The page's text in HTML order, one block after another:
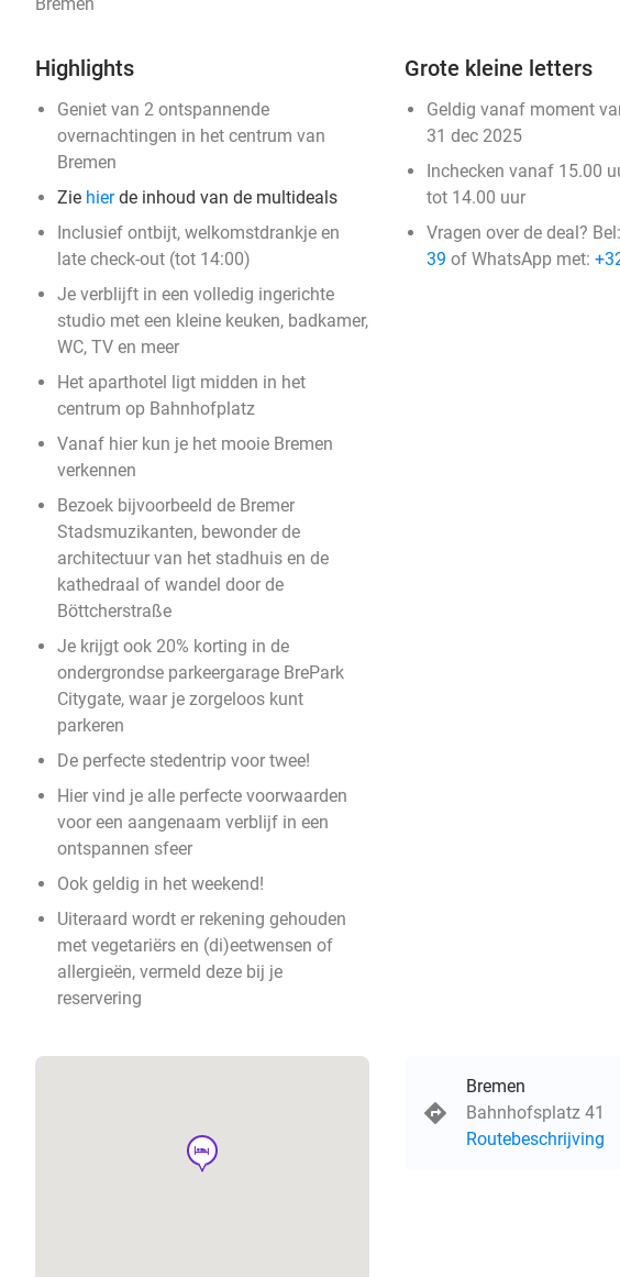
Highlights
Geniet van 2 ontspannende
overnachtingen in het centrum van
Bremen
Zie hierde inhoud van de multideals
Inclusief ontbijt, welkomstdrankje en
late check-out (tot 14:00)
Je verblijft in een volledig ingerichte
studio met een kleine keuken, badkamer,
WC, TV en meer
Het aparthotel ligt midden in het
centrum op Bahnhofplatz
Vanaf hier kun je het mooie Bremen
verkennen
Bezoek bijvoorbeeld de Bremer
Stadsmuzikanten, bewonder de
architectuur van het stadhuis en de
kathedraal of wandel door de
Böttcherstraße
Je krijgt ook 20% korting in de
ondergrondse parkeergarage BrePark
Citygate, waar je zorgeloos kunt
parkeren
De perfecte stedentrip voor twee!
Hier vind je alle perfecte voorwaarden
voor een aangenaam verblijf in een
ontspannen sfeer
Ook geldig in het weekend!
Uiteraard wordt er rekening gehouden
met vegetariërs en (di)eetwensen of
allergieën, vermeld deze bij je
reservering
Grote kleine letters
Geldig vanaf moment
31 dec 2025
Inchecken vanaf 15.00
tot 14.00 uur
Vragen over de deal? Bel:
39 of WhatsApp met:
hotel
Bremen
Bahnhofsplatz 41
Routebeschrijving